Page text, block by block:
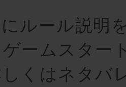
ルール説明
ゲームスタ
くはネタバ